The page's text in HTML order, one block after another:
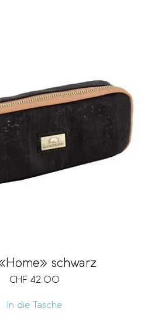
schwarz
CHF 42.00
In die Tasche